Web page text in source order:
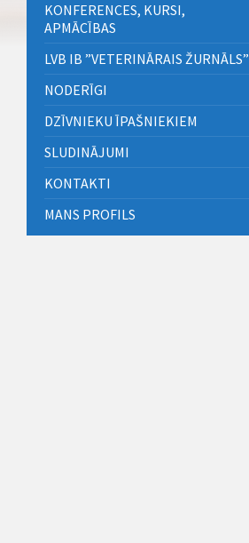
KONFERENCES, KURSI,
APMĀCĪBAS
LVB IB ”VETERINĀRAIS ŽURNĀLS”
NODERĪGI
DZĪVNIEKU ĪPAŠNIEKIEM
SLUDINĀJUMI
KONTAKTI
MANS PROFILS